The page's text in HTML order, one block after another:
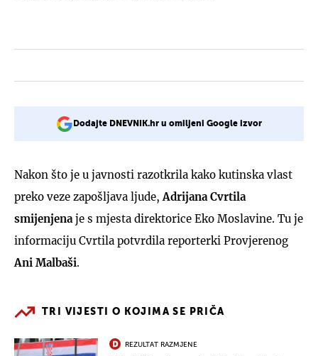
Dodajte DNEVNIK.hr u omiljeni Google izvor
Nakon što je u javnosti razotkrila kako kutinska vlast
preko veze zapošljava ljude, Adrijana Cvrtila
smijenjena je s mjesta direktorice Eko Moslavine. Tu je
informaciju Cvrtila potvrdila reporterki Provjerenog
Ani Malbaši.
TRI VIJESTI O KOJIMA SE PRIČA
REZULTAT RAZMJENE